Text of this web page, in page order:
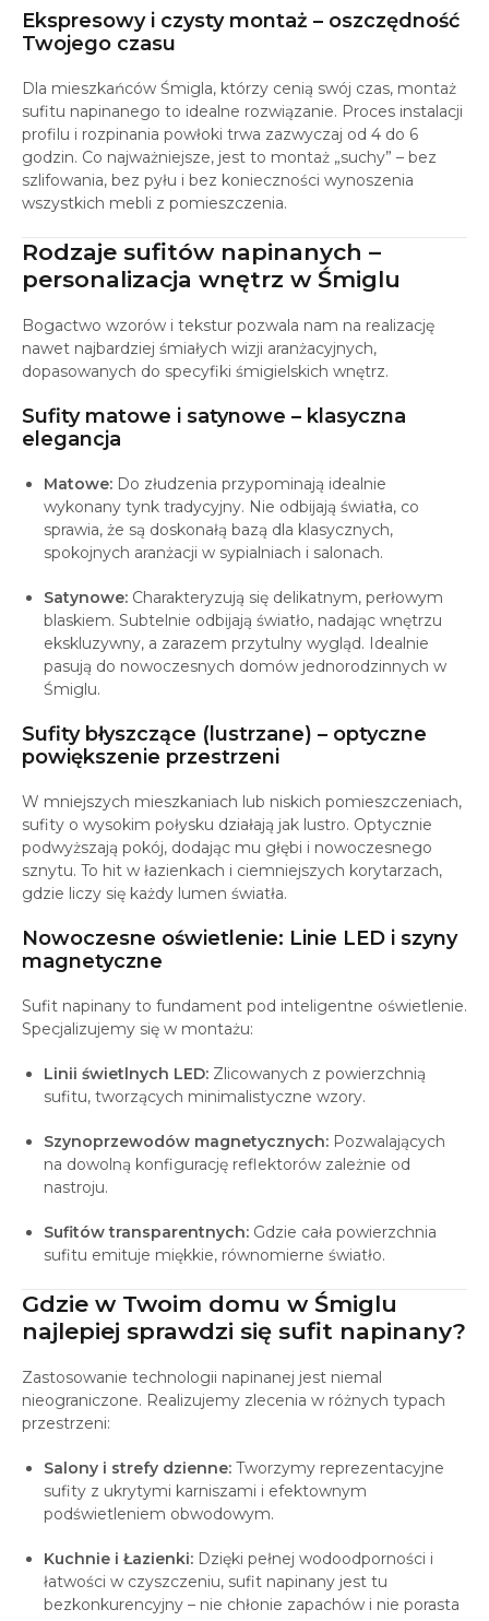
Ekspresowy i czysty montaż – oszczędność
Twojego czasu
Dla mieszkańców Śmigla, którzy cenią swój czas, montaż
sufitu napinanego to idealne rozwiązanie. Proces instalacji
profilu i rozpinania powłoki trwa zazwyczaj od 4 do 6
godzin. Co najważniejsze, jest to montaż „suchy” – bez
szlifowania, bez pyłu i bez konieczności wynoszenia
wszystkich mebli z pomieszczenia.
Rodzaje sufitów napinanych –
personalizacja wnętrz w Śmiglu
Bogactwo wzorów i tekstur pozwala nam na realizację
nawet najbardziej śmiałych wizji aranżacyjnych,
dopasowanych do specyfiki śmigielskich wnętrz.
Sufity matowe i satynowe – klasyczna
elegancja
Matowe: Do złudzenia przypominają idealnie
wykonany tynk tradycyjny. Nie odbijają światła, co
sprawia, że są doskonałą bazą dla klasycznych,
spokojnych aranżacji w sypialniach i salonach.
Satynowe: Charakteryzują się delikatnym, perłowym
blaskiem. Subtelnie odbijają światło, nadając wnętrzu
ekskluzywny, a zarazem przytulny wygląd. Idealnie
pasują do nowoczesnych domów jednorodzinnych w
Śmiglu.
Sufity błyszczące (lustrzane) – optyczne
powiększenie przestrzeni
W mniejszych mieszkaniach lub niskich pomieszczeniach,
sufity o wysokim połysku działają jak lustro. Optycznie
podwyższają pokój, dodając mu głębi i nowoczesnego
sznytu. To hit w łazienkach i ciemniejszych korytarzach,
gdzie liczy się każdy lumen światła.
Nowoczesne oświetlenie: Linie LED i szyny
magnetyczne
Sufit napinany to fundament pod inteligentne oświetlenie.
Specjalizujemy się w montażu:
Linii świetlnych LED: Zlicowanych z powierzchnią
sufitu, tworzących minimalistyczne wzory.
Szynoprzewodów magnetycznych: Pozwalających
na dowolną konfigurację reflektorów zależnie od
nastroju.
Sufitów transparentnych: Gdzie cała powierzchnia
sufitu emituje miękkie, równomierne światło.
Gdzie w Twoim domu w Śmiglu
najlepiej sprawdzi się sufit napinany?
Zastosowanie technologii napinanej jest niemal
nieograniczone. Realizujemy zlecenia w różnych typach
przestrzeni:
Salony i strefy dzienne: Tworzymy reprezentacyjne
sufity z ukrytymi karniszami i efektownym
podświetleniem obwodowym.
Kuchnie i Łazienki: Dzięki pełnej wodoodporności i
łatwości w czyszczeniu, sufit napinany jest tu
bezkonkurencyjny – nie chłonie zapachów i nie porasta